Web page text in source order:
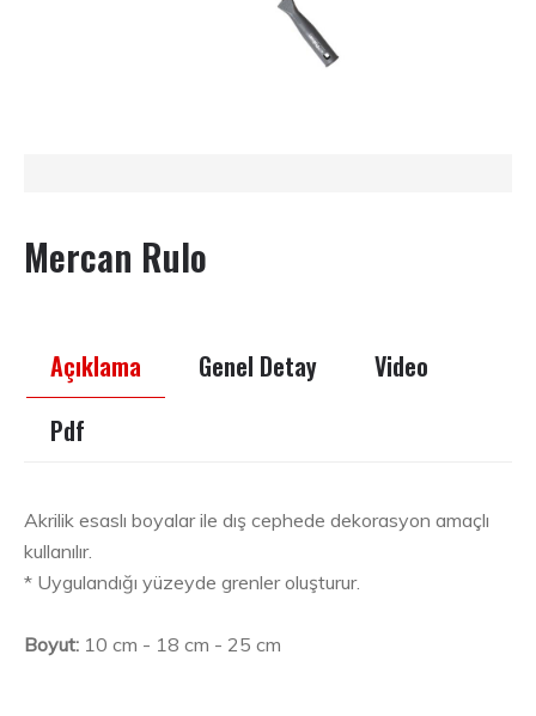
Mercan Rulo
Açıklama Genel Detay
Video
Pdf
Akrilik esaslı boyalar ile dış cephede dekorasyon amaçlı
kullanılır.
* Uygulandığı yüzeyde grenler oluşturur.
Boyut: 10 cm - 18 cm - 25 cm